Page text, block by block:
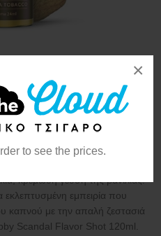
to see the prices.
×
Hobby
κρεμώδη γεύση της βανίλιας.
εκλεπτυσμένη εμπειρία που
καπνού με την απαλή ζεστασιά
Scandal Flavor Shot 120ml.